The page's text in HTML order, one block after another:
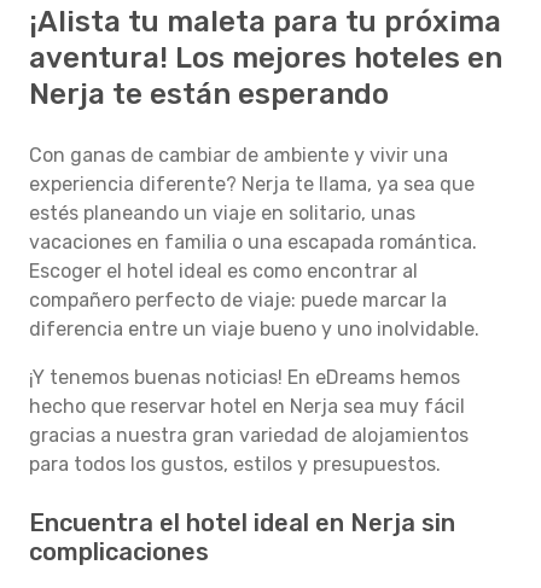
¡Alista tu maleta para tu próxima
aventura! Los mejores hoteles en
Nerja te están esperando
Con ganas de cambiar de ambiente y vivir una
experiencia diferente? Nerja te llama, ya sea que
estés planeando un viaje en solitario, unas
vacaciones en familia o una escapada romántica.
Escoger el hotel ideal es como encontrar al
compañero perfecto de viaje: puede marcar la
diferencia entre un viaje bueno y uno inolvidable.
¡Y tenemos buenas noticias! En eDreams hemos
hecho que reservar hotel en Nerja sea muy fácil
gracias a nuestra gran variedad de alojamientos
para todos los gustos, estilos y presupuestos.
Encuentra el hotel ideal en Nerja sin
complicaciones